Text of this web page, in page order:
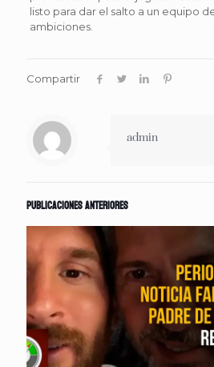
listo para dar el salto a un equipo
ambiciones.
Compartir
admin
Publicaciones anteriores